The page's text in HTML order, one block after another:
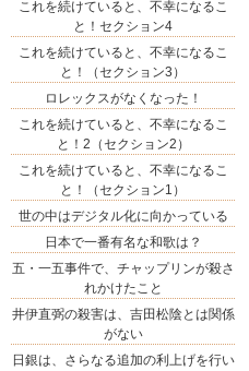
これを続けていると、不幸になるこ
と！セクション4
これを続けていると、不幸になるこ
と！（セクション3）
ロレックスがなくなった！
これを続けていると、不幸になるこ
と！2（セクション2）
これを続けていると、不幸になるこ
と！（セクション1）
世の中はデジタル化に向かっている
日本で一番有名な和歌は？
五・一五事件で、チャップリンが殺さ
れかけたこと
井伊直弼の殺害は、吉田松陰とは関係
がない
日銀は、さらなる追加の利上げを行い